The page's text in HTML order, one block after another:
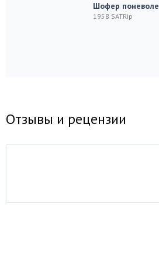
Шофер поневоле
1958 SATRip
Отзывы и рецензии